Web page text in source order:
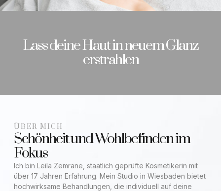
Lass deine Haut in neuem Glanz
erstrahlen
ÜBER MICH
Schönheit und Wohlbefinden im
Fokus
Ich bin Leila Zemrane, staatlich geprüfte Kosmetikerin mit
über 17 Jahren Erfahrung. Mein Studio in Wiesbaden bietet
hochwirksame Behandlungen, die individuell auf deine